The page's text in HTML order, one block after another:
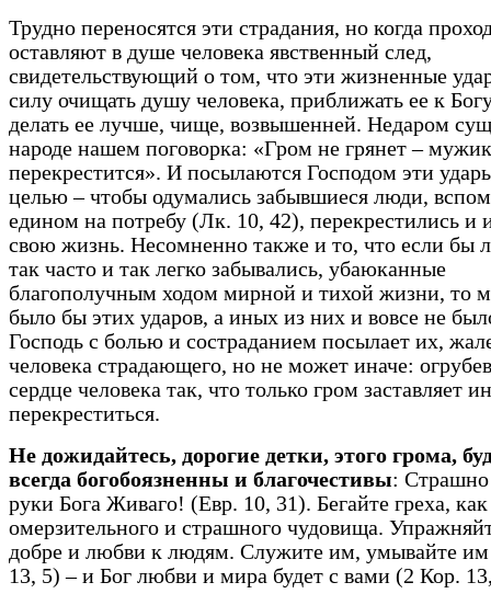
Трудно переносятся эти страдания, но когда
оставляют в душе человека явственный след,
свидетельствующий о том, что эти жизненные
силу очищать душу человека, приближать ее к
делать ее лучше, чище, возвышенней. Недаром
народе нашем поговорка: «Гром не грянет –
перекрестится». И посылаются Господом эти
целью – чтобы одумались забывшиеся люди,
едином на потребу (Лк. 10, 42), перекрестились и
свою жизнь. Несомненно также и то, что если бы
так часто и так легко забывались, убаюканные
благополучным ходом мирной и тихой жизни, то
было бы этих ударов, а иных из них и вовсе не
Господь с болью и состраданием посылает их,
человека страдающего, но не может иначе:
сердце человека так, что только гром заставляет
перекреститься.
Не дожидайтесь, дорогие детки, этого грома,
всегда богобоязненны и благочестивы: Страшно
руки Бога Живаго! (Евр. 10, 31). Бегайте греха,
омерзительного и страшного чудовища.
добре и любви к людям. Служите им, умывайте
13, 5) – и Бог любви и мира будет с вами (2 Кор.